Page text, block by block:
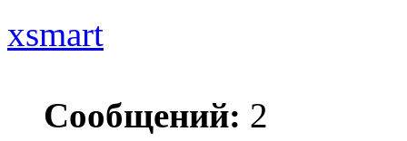
xsmart
Сообщений: 2